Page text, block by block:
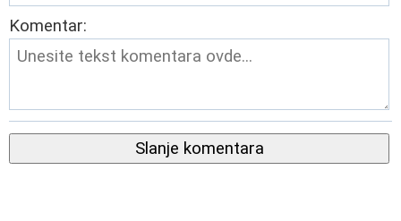
Komentar:
Slanje komentara